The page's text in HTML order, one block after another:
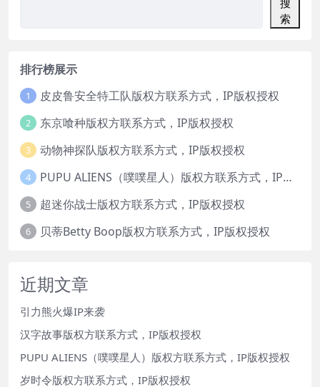
搜
索
排行榜展示
1 皮皮鲁安全特工队版权方联系方式，IP版权授权
2 东京喰种版权方联系方式，IP版权授权
3 动物神探队版权方联系方式，IP版权授权
4 PUPU ALIENS（噗噗星人）版权方联系方式，IP版权授权
5 超迷你战士版权方联系方式，IP版权授权
6 贝蒂Betty Boop版权方联系方式，IP版权授权
近期文章
引力熊火爆IP来袭
汉字故事版权方联系方式，IP版权授权
PUPU ALIENS（噗噗星人）版权方联系方式，IP版权授权
岁时令版权方联系方式，IP版权授权